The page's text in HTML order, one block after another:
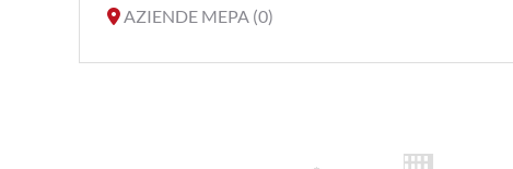
AZIENDE MEPA (0)